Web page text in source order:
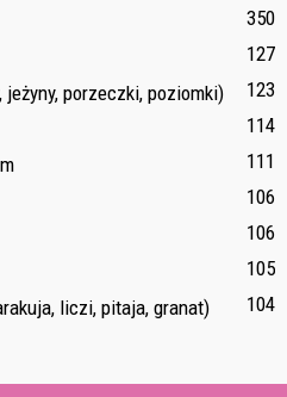
350
127
porzeczki, poziomki)
123
114
111
106
106
105
liczi, pitaja, granat)
104